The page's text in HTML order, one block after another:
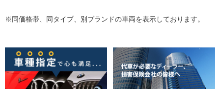
※同価格帯、同タイプ、別ブランドの車両を表示しております。